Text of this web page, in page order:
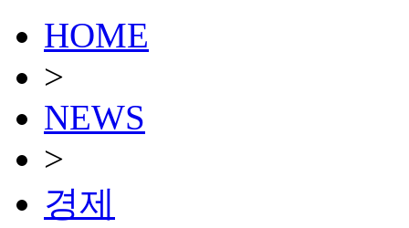
HOME
>
NEWS
>
경제